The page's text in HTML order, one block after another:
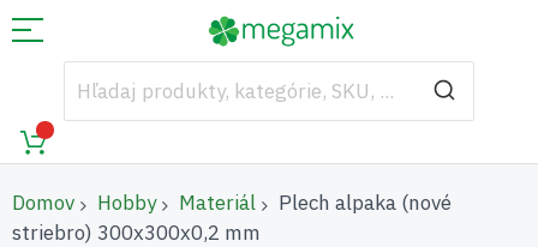
Domov Hobby Materiál
Plech alpaka (nové
striebro) 300x300x0,2 mm